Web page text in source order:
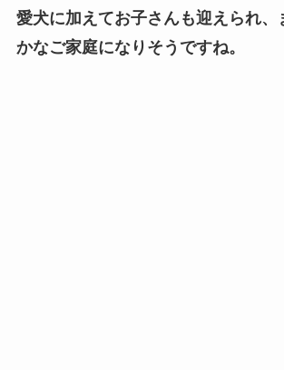
愛犬に加えてお子さんも迎えられ、
かなご家庭になりそうですね。